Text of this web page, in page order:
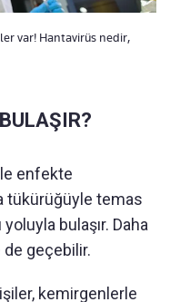
var! Hantavirüs nedir,
enfekte
tükürüğüyle temas
bulaşır. Daha
de geçebilir.
kemirgenlerle